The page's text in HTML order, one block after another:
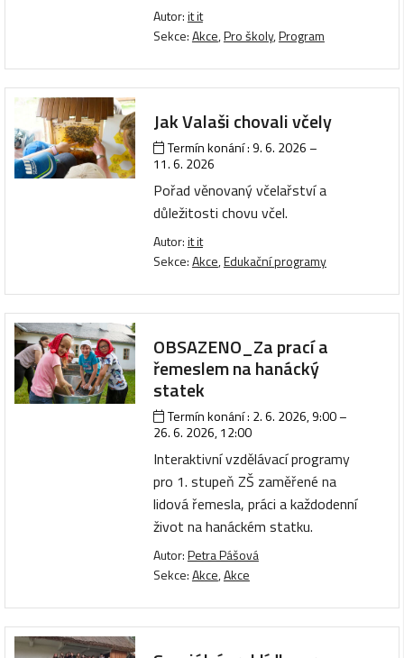
Autor:it it
Sekce:Akce,Pro školy,Program
Jak Valaši chovali včely
Termín konání : 9. 6. 2026 –
11. 6. 2026
Pořad věnovaný včelařství a
důležitosti chovu včel.
Autor:it it
Sekce:Akce,Edukační programy
OBSAZENO_Za prací a
řemeslem na hanácký
statek
Termín konání : 2. 6. 2026, 9:00–
26. 6. 2026, 12:00
Interaktivní vzdělávací programy
pro 1. stupeň ZŠ zaměřené na
lidová řemesla, práci a každodenní
život na hanáckém statku.
Autor:Petra Pášová
Sekce:Akce,Akce